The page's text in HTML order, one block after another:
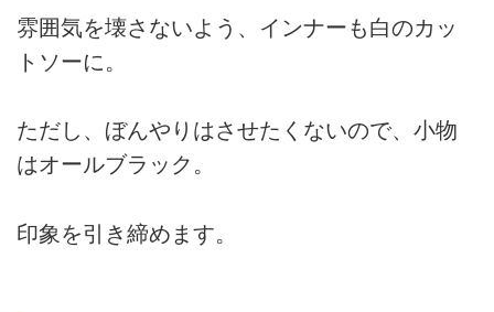
雰囲気を壊さないよう、インナーも白のカッ
トソーに。
ただし、ぼんやりはさせたくないので、小物
はオールブラック。
印象を引き締めます。